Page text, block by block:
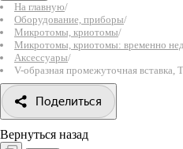
На главную/
Оборудование, приборы/
Микротомы, криотомы/
Микротомы, криотомы: временно
Аксессуары/
V-образная промежуточная вставка,
Поделиться
Вернуться назад